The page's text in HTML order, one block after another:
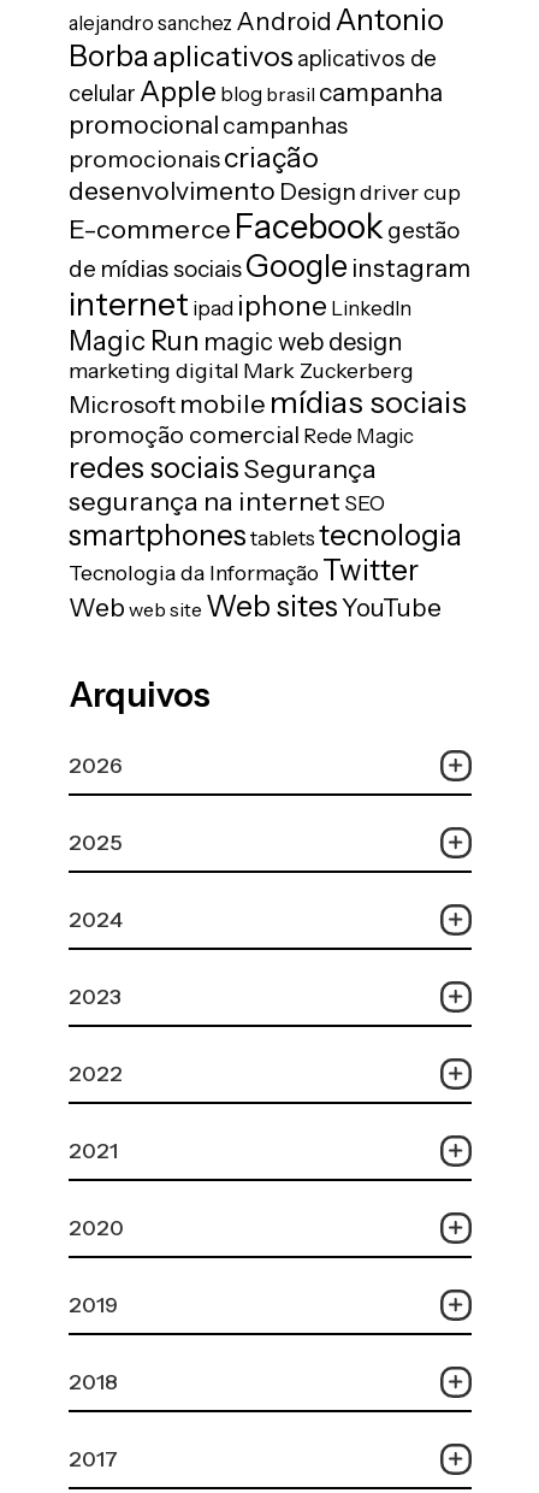
alejandro sanchez Android Antonio
Borbaaplicativos aplicativos de
celular Apple blog brasil campanha
promocional campanhas
promocionaiscriação
desenvolvimento Designdriver cup
E-commerce Facebookgestão
de mídias sociaisGoogle instagram
internet ipad iphone LinkedIn
Magic Run magic web design
marketing digital Mark Zuckerberg
Microsoft mobile mídias sociais
promoção comercial Rede Magic
redes sociaisSegurança
segurança na internet SEO
smartphones tablets tecnologia
Tecnologia da Informação Twitter
Web web site Web sitesYouTube
Arquivos
2026
2025
2024
2023
2022
2021
2020
2019
2018
2017